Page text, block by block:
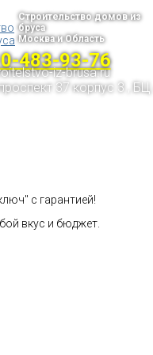
Строительство домов из
бруса
Москва и Область
483-93-76
iz-brusa.ru
37 корпус 3 , БЦ
с гарантией!
вкус и бюджет.